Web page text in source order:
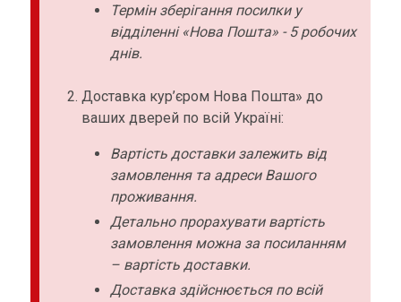
Термін зберігання посилки у
відділенні «Нова Пошта» - 5 робочих
днів.
Доставка кур’єром Нова Пошта» до
ваших дверей по всій Україні:
Вартість доставки залежить від
замовлення та адреси Вашого
проживання.
Детально прорахувати вартість
замовлення можна за посиланням
– вартість доставки.
Доставка здійснюється по всій